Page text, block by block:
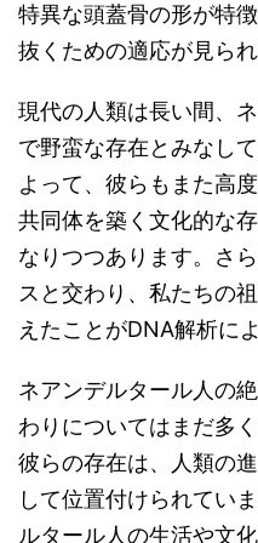
特異な頭蓋骨の形が特
抜くための適応が見られ
現代の人類は長い間、
で野蛮な存在とみなし
よって、彼らもまた高
共同体を築く文化的な
なりつつあります。さ
スと交わり、私たちの
えたことがDNA解析に
ネアンデルタール人の
わりについてはまだ多
彼らの存在は、人類の
して位置付けられてい
ルタール人の生活や文